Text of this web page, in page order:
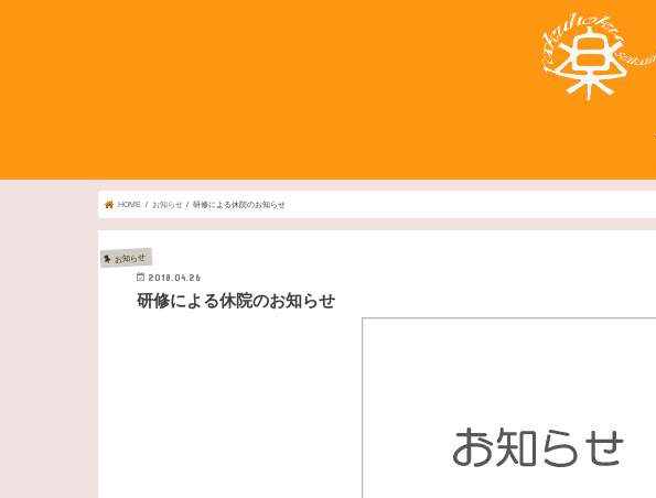
HOME お知らせ 研修による休院のお知らせ
お知らせ
2018.04.26
研修による休院のお知らせ